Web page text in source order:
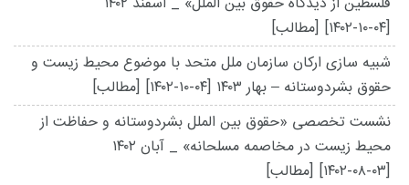
[۱۴۰۲-۱۰-۰۴] [مطالب]
شبیه سازی ارکان سازمان ملل متحد با موضوع محیط زیست و
حقوق بشردوستانه – بهار ۱۴۰۳
[۱۴۰۲-۱۰-۰۴] [مطالب]
نشست تخصصی «حقوق بین الملل بشردوستانه و حفاظت از
محیط زیست در مخاصمه مسلحانه» _ آبان ۱۴۰۲
[۱۴۰۲-۰۸-۰۳] [مطالب]